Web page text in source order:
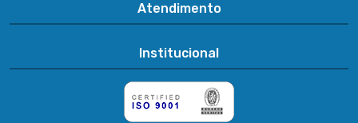
Atendimento
Institucional